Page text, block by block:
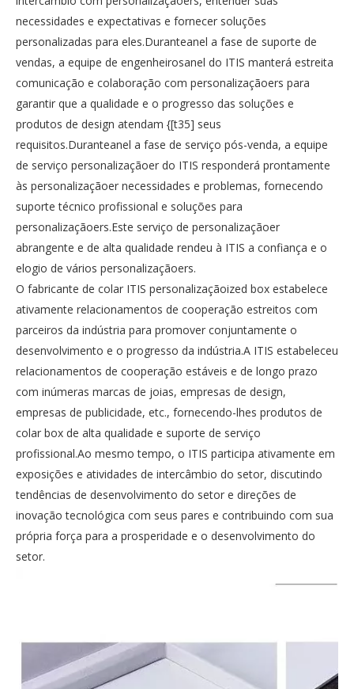
necessidades e expectativas e fornecer soluções
personalizadas para eles.Duranteanel a fase de suporte de
vendas, a equipe de engenheirosanel do ITIS manterá estreita
comunicação e colaboração com personalizaçãoers para
garantir que a qualidade e o progresso das soluções e
produtos de design atendam {[t35] seus
requisitos.Duranteanel a fase de serviço pós-venda, a equipe
de serviço personalizaçãoer do ITIS responderá prontamente
às personalizaçãoer necessidades e problemas, fornecendo
suporte técnico profissional e soluções para
personalizaçãoers.Este serviço de personalizaçãoer
abrangente e de alta qualidade rendeu à ITIS a confiança e o
elogio de vários personalizaçãoers.
O fabricante de colar ITIS personalizaçãoized box estabelece
ativamente relacionamentos de cooperação estreitos com
parceiros da indústria para promover conjuntamente o
desenvolvimento e o progresso da indústria.A ITIS estabeleceu
relacionamentos de cooperação estáveis ​​e de longo prazo
com inúmeras marcas de joias, empresas de design,
empresas de publicidade, etc., fornecendo-lhes produtos de
colar box de alta qualidade e suporte de serviço
profissional.Ao mesmo tempo, o ITIS participa ativamente em
exposições e atividades de intercâmbio do setor, discutindo
tendências de desenvolvimento do setor e direções de
inovação tecnológica com seus pares e contribuindo com sua
própria força para a prosperidade e o desenvolvimento do
setor.